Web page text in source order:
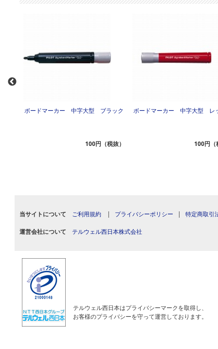
ボードマーカー 中字大型 ブラック
100円（税抜）
ボードマーカー 中字大型 レ
100円（
当サイトについて ご利用規約 | プライバシーポリシー | 特定商取引
運営会社について テルウェル西日本株式会社
テルウェル西日本はプライバシーマークを取得し、
お客様のプライバシーを守って運営しております。